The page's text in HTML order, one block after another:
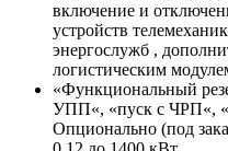
включение и
устройств
энергослужб ,
логистическим
«Функциональный
УПП«, «пуск с ЧРП«,
Опционально (под